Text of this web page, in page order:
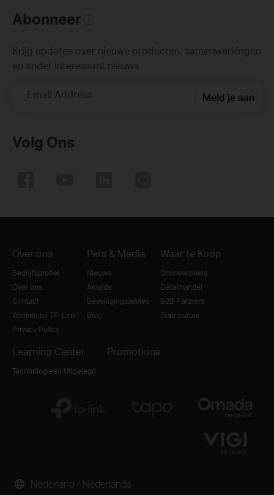
Abonneer
Krijg updates over nieuwe producten, samenwerkingen
en ander interessant nieuws
Email Address Meld je aan
Volg Ons
Over ons
Bedrijfsprofiel
Over ons
Contact
Werken bij TP-Link
Privacy Policy
Pers & Media
Nieuws
Awards
Beveiligingsadvies
Blog
Waar te Koop
Onlinewinkels
Detailhandel
B2B Partners
Distributors
Learning Center
Technologieën Uitgelegd
Promotions
Nederland / Nederlands